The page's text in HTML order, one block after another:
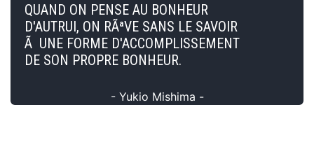
QUAND ON PENSE AU BONHEUR
D'AUTRUI, ON RÃªVE SANS LE SAVOIR
Ã UNE FORME D'ACCOMPLISSEMENT
DE SON PROPRE BONHEUR.
- Yukio Mishima -